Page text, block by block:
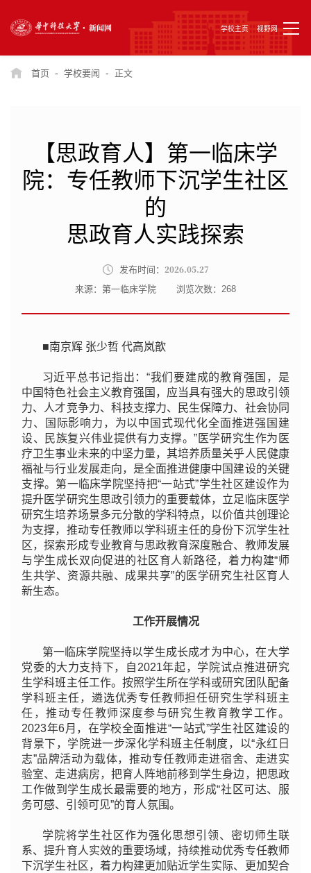
学校主页 视野网
首页 - 学校要闻 - 正文
【思政育人】第一临床学
院：专任教师下沉学生社区
的
思政育人实践探索
发布时间： 2026.05.27
来源：第一临床学院 浏览次数： 268
■南京辉 张少哲 代高岚歆
习近平总书记指出：“我们要建成的教育强国，是
中国特色社会主义教育强国，应当具有强大的思政引领
力、人才竞争力、科技支撑力、民生保障力、社会协同
力、国际影响力，为以中国式现代化全面推进强国建
设、民族复兴伟业提供有力支撑。”医学研究生作为医
疗卫生事业未来的中坚力量，其培养质量关乎人民健康
福祉与行业发展走向，是全面推进健康中国建设的关键
支撑。第一临床学院坚持把“一站式”学生社区建设作为
提升医学研究生思政引领力的重要载体，立足临床医学
研究生培养场景多元分散的学科特点，以价值共创理论
为支撑，推动专任教师以学科班主任的身份下沉学生社
区，探索形成专业教育与思政教育深度融合、教师发展
与学生成长双向促进的社区育人新路径，着力构建“师
生共学、资源共融、成果共享”的医学研究生社区育人
新生态。
工作开展情况
第一临床学院坚持以学生成长成才为中心，在大学
党委的大力支持下，自2021年起，学院试点推进研究
生学科班主任工作。按照学生所在学科或研究团队配备
学科班主任，遴选优秀专任教师担任研究生学科班主
任，推动专任教师深度参与研究生教育教学工作。
2023年6月，在学校全面推进“一站式”学生社区建设的
背景下，学院进一步深化学科班主任制度，以“永红日
志”品牌活动为载体，推动专任教师走进宿舍、走进实
验室、走进病房，把育人阵地前移到学生身边，把思政
工作做到学生成长最需要的地方，形成“社区可达、服
务可感、引领可见”的育人氛围。
学院将学生社区作为强化思想引领、密切师生联
系、提升育人实效的重要场域，持续推动优秀专任教师
下沉学生社区，着力构建更加贴近学生实际、更加契合